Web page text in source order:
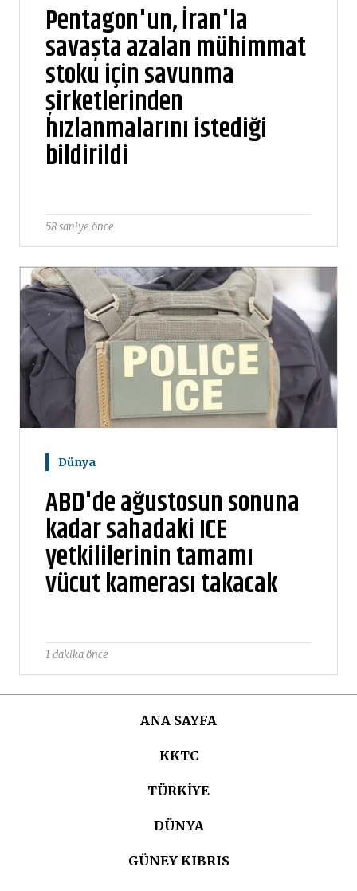
Pentagon'un, İran'la
savaşta azalan mühimmat
stoku için savunma
şirketlerinden
hızlanmalarını istediği
bildirildi
58 saniye önce
Dünya
ABD'de ağustosun sonuna
kadar sahadaki ICE
yetkililerinin tamamı
vücut kamerası takacak
1 dakika önce
ANA SAYFA
KKTC
TÜRKIYE
DÜNYA
GÜNEY KIBRIS